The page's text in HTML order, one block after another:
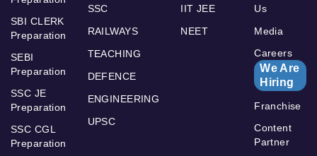
SBI CLERK
Preparation
SEBI
Preparation
SSC JE
Preparation
SSC CGL
Preparation
SSC
RAILWAYS
TEACHING
DEFENCE
ENGINEERING
UPSC
IIT JEE
NEET
Us
Media
Careers
We Are
Hiring
Franchise
Content
Partner